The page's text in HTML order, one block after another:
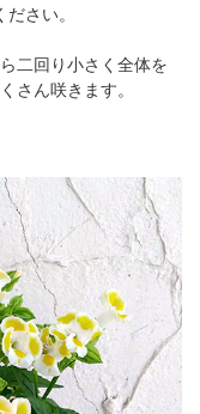
さい。
二回り小さく全体を
さん咲きます。